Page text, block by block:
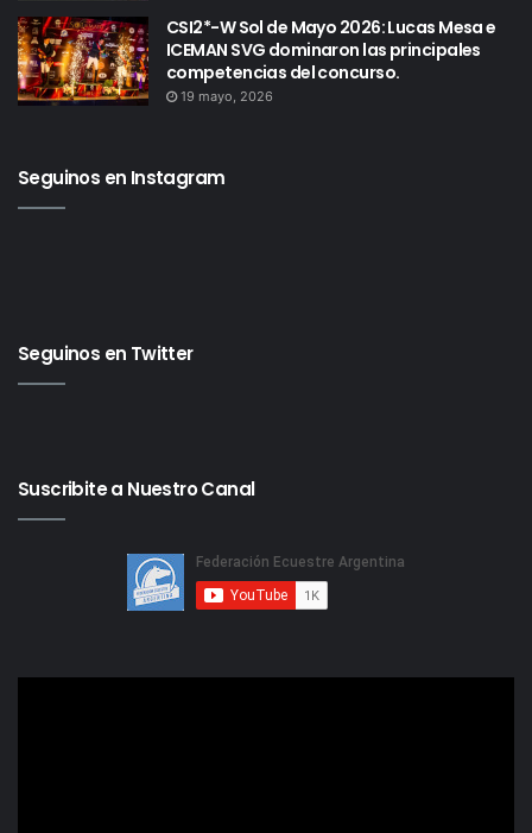
CSI2*-W Sol de Mayo 2026: Lucas Mesa e
ICEMAN SVG dominaron las principales
competencias del concurso.
19 mayo, 2026
Seguinos en Instagram
Seguinos en Twitter
Suscribite a Nuestro Canal